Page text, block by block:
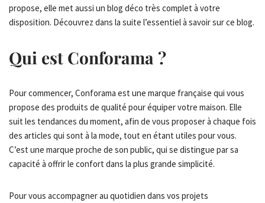
propose, elle met aussi un blog déco très complet à votre
disposition. Découvrez dans la suite l’essentiel à savoir sur ce blog.
Qui est Conforama ?
Pour commencer, Conforama est une marque française qui vous
propose des produits de qualité pour équiper votre maison. Elle
suit les tendances du moment, afin de vous proposer à chaque fois
des articles qui sont à la mode, tout en étant utiles pour vous.
C’est une marque proche de son public, qui se distingue par sa
capacité à offrir le confort dans la plus grande simplicité.
Pour vous accompagner au quotidien dans vos projets